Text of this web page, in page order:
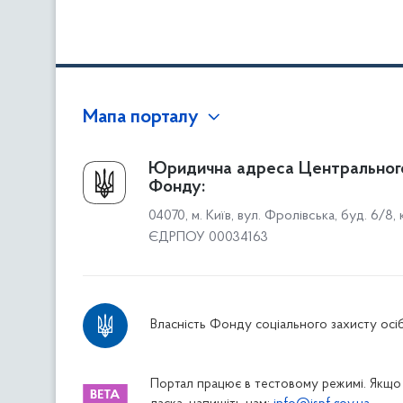
Мапа порталу
Про Фонд
Керівництво
Структура Фонду
Територіальні відділення
Дніпропетровське відділення
Житомирське відділення
Юридична адреса
Фонду:
04070, м. Київ, вул. Фролівська, буд. 6/8,
ЄДРПОУ 00034163
Власність Фонду соціального захисту осіб
Портал працює в тестовому режимі. Якщо